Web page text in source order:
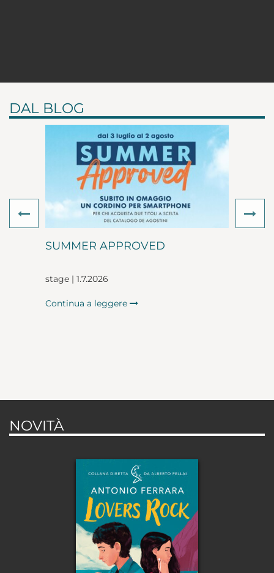
DAL BLOG
SUMMER APPROVED
stage | 1.7.2026
Continua a leggere
Previous
NOVITÀ